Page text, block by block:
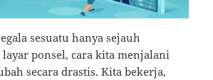
sesuatu hanya sejauh
ponsel, cara kita menjalani
secara drastis. Kita bekerja,